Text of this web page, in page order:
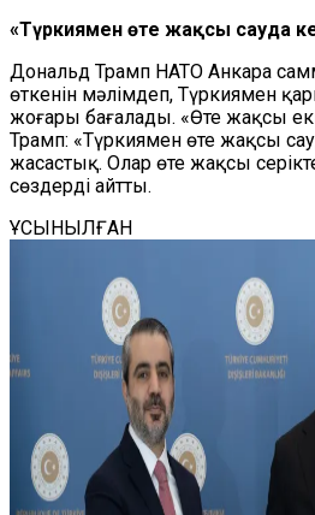
«Түркиямен өте жақсы сауда
Дональд Трамп НАТО Анкара
өткенін мәлімдеп, Түркиямен
жоғары бағалады. «Өте жақсы
Трамп: «Түркиямен өте жақсы
жасастық. Олар өте жақсы
сөздерді айтты.
ҰСЫНЫЛҒАН